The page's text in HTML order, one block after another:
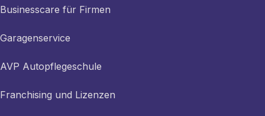
Businesscare für Firmen
Garagenservice
AVP Autopflegeschule
Franchising und Lizenzen